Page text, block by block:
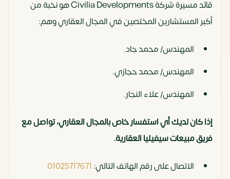
قائد مسيرة شركة Civilia Developments هو نخبة من
أكبر المستشارين المختصين في المجال العقاري وهم:
المهندس/ محمد جاد.
المهندس/ محمد حجازي.
المهندس/ علاء النجار.
إذا كان لديك أي استفسار خاص بالمجال العقاري، تواصل مع
فريق مبيعات سيفيليا العقارية.
الاتصال على رقم الهاتف التالي: 01025717671